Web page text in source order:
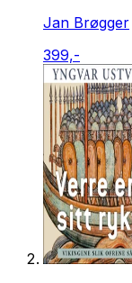
Jan Brøgger
399,-